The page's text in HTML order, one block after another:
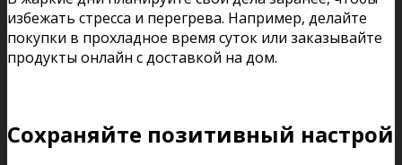
избежать стресса и перегрева. Например, делайте
покупки в прохладное время суток или заказывайте
продукты онлайн с доставкой на дом.
Сохраняйте позитивный настрой